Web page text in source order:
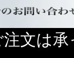
文は